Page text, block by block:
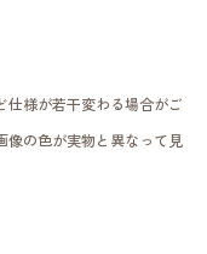
様が若干変わる場合がご
の色が実物と異なって見